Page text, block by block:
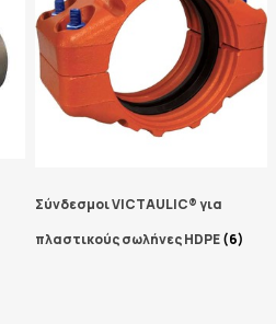
Σύνδεσμοι VICTAULIC® για
πλαστικούς σωλήνες HDPE(6)